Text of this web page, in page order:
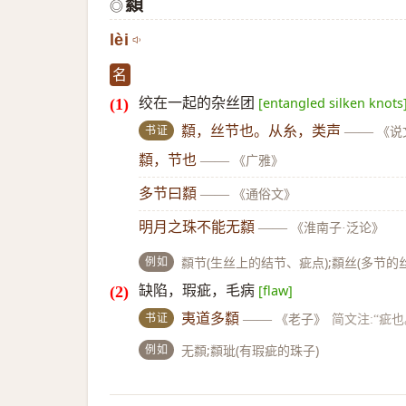
◎纇
lèi
名
绞在一起的杂丝团 [entangled silken knots]
书证 纇，丝节也。从糸，类声 —— 《说
纇，节也 —— 《广雅》
多节曰纇 —— 《通俗文》
明月之珠不能无纇 —— 《淮南子·泛论》
例如 纇节(生丝上的结节、疵点);纇丝(多节的
缺陷，瑕疵，毛病 [flaw]
书证 夷道多纇 —— 《老子》 简文注:“疵也
例如 无纇;纇玼(有瑕疵的珠子)